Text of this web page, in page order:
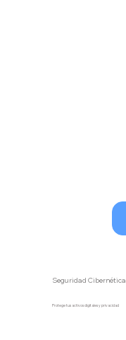
Seguridad Cibernética
Protege tus activos digitales y privacidad